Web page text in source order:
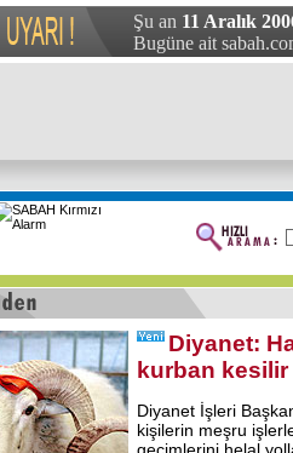
Şu an 11 Aralık
Bugüne ait
Diyanet:
kurban kesilir
Diyanet İşleri
kişilerin meşru